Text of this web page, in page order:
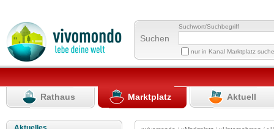
Suchen
Suchwort/Suchbegriff
nur in Kanal Marktplatz
Rathaus Marktplatz Aktuell